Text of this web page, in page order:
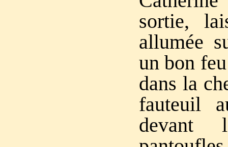
sortie,
allumée
un bon
dans la
fauteuil
devant